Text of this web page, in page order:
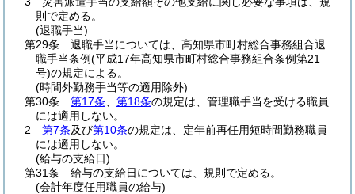
則で定める。
(退職手当)
第29条
退職手当については、高知県市町村総合事務組合退
職手当条例(平成17年高知県市町村総合事務組合条例第21
号)の規定による。
(時間外勤務手当等の適用除外)
第30条
第17条 第18条の規定は、管理職手当を受ける職員
には適用しない。
2
第7条及び第10条の規定は、定年前再任用短時間勤務職員
には適用しない。
(給与の支給日)
第31条
給与の支給日については、規則で定める。
(会計年度任用職員の給与)